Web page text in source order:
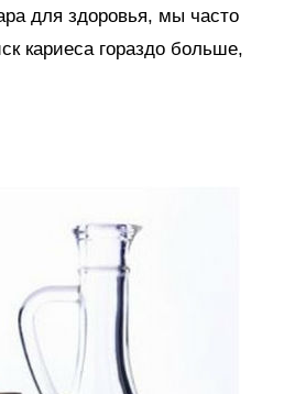
для здоровья, мы часто
кариеса гораздо больше,